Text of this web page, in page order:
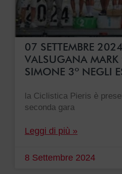
07 SETTEMBRE
VALSUGANA MARK
SIMONE 3º NEGLI
la Ciclistica Pieris è
seconda gara
Leggi di più »
8 Settembre 2024